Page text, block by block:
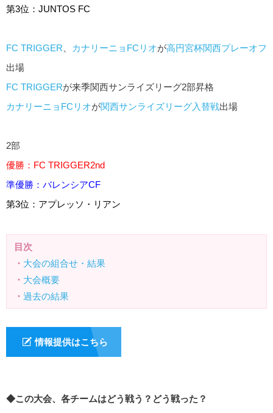
第3位： JUNTOS FC
FC TRIGGER カナリーニョFCリオが高円宮杯関西プレーオフ
出場
FC TRIGGERが来季関西サンライズリーグ2部昇格
カナリーニョFCリオが関西サンライズリーグ入替戦出場
2部
優勝： FC TRIGGER2nd
準優勝： バレンシアCF
第3位： アプレッソ・リアン
目次
・ 大会の組合せ・結果
・ 大会概要
・ 過去の結果
情報提供はこちら
◆この大会、各チームはどう戦う？どう戦った？